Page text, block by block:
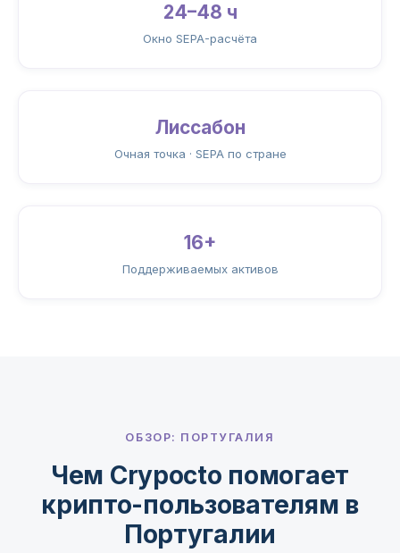
24–48 ч
Окно SEPA-расчёта
Лиссабон
Очная точка · SEPA по стране
16+
Поддерживаемых активов
ОБЗОР: ПОРТУГАЛИЯ
Чем Crypocto помогает
крипто-пользователям в
Португалии